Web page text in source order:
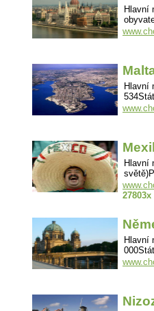
Hlavní
Hlavní
Hlavní
27803x
Hlavní